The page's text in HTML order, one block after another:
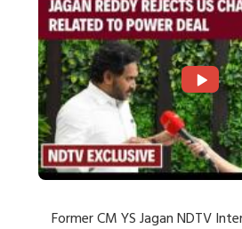
Former CM YS Jagan NDTV